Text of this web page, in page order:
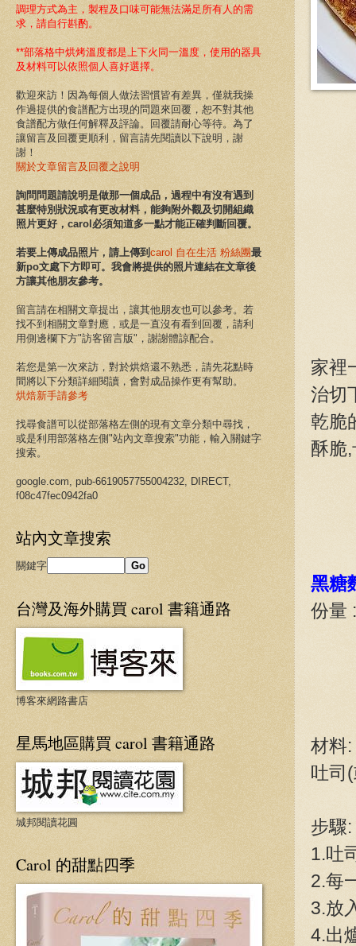
家裡
治切
乾脆
酥脆
黑糖
份量
材料:
吐司
步驟:
1.吐
2.每
3.放
4.出
調理方式為主，製程及口味可能無法滿足所有人的需
求，請自行斟酌。
**部落格中烘烤溫度都是上下火同一溫度 ，使用的器具
及材料可以依照個人喜好選擇。
歡迎來訪！ 因為每個人做法習慣皆有差異， 僅就我操
作過提供的食譜配方出現的問題來回覆， 恕不對其他
食譜配方做任何解釋及評論。
回覆請耐心等待。為了
讓留言及回覆更順利，留言請先閱讀以下說明，謝
謝！
關於文章留言及回覆之說明
詢問問題請說明是做那一個成品 ， 過程中有沒有遇到
甚麼特別狀況或有更改材料，能夠附外觀及切開組織
照片更好， carol必須知道多一點才能正確判斷回覆。
若要上傳成品照片，請上傳到 carol 自在生活 粉絲團最
新po文處下方即可。我會將提供的照片連結在文章後
方讓其他朋友參考。
留言請在相關文章提出，讓其他朋友也可以參考。若
找不到相關文章對應，或是一直沒有看到回覆，請利
用側邊欄下方"訪客留言版"，謝謝體諒配合。
若您是第一次來訪，對於烘焙還不熟悉，請先花點時
間將以下分類詳細閱讀，會對成品操作更有幫助。
烘焙新手請參考
找尋食譜可以從部落格左側的現有文章分類中尋找，
或是利用部落格左側"站內文章搜索"功能，輸入關鍵字
搜索。
google.com, pub-6619057755004232, DIRECT,
f08c47fec0942fa0
站內文章搜索
關鍵字
台灣及海外購買 carol 書籍通路
博客來網路書店
星馬地區購買 carol 書籍通路
城邦閱讀花圓
Carol 的甜點四季